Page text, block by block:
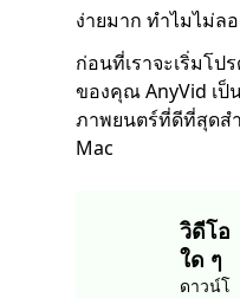
ง่ายมาก ทำไมไม่ล
ก่อนที่เราจะเริ่มโ
ของคุณ AnyVid เ
ภาพยนตร์ที่ดีที่สุดส
Mac
วิดีโอ
ใด ๆ
ดาวน์โ